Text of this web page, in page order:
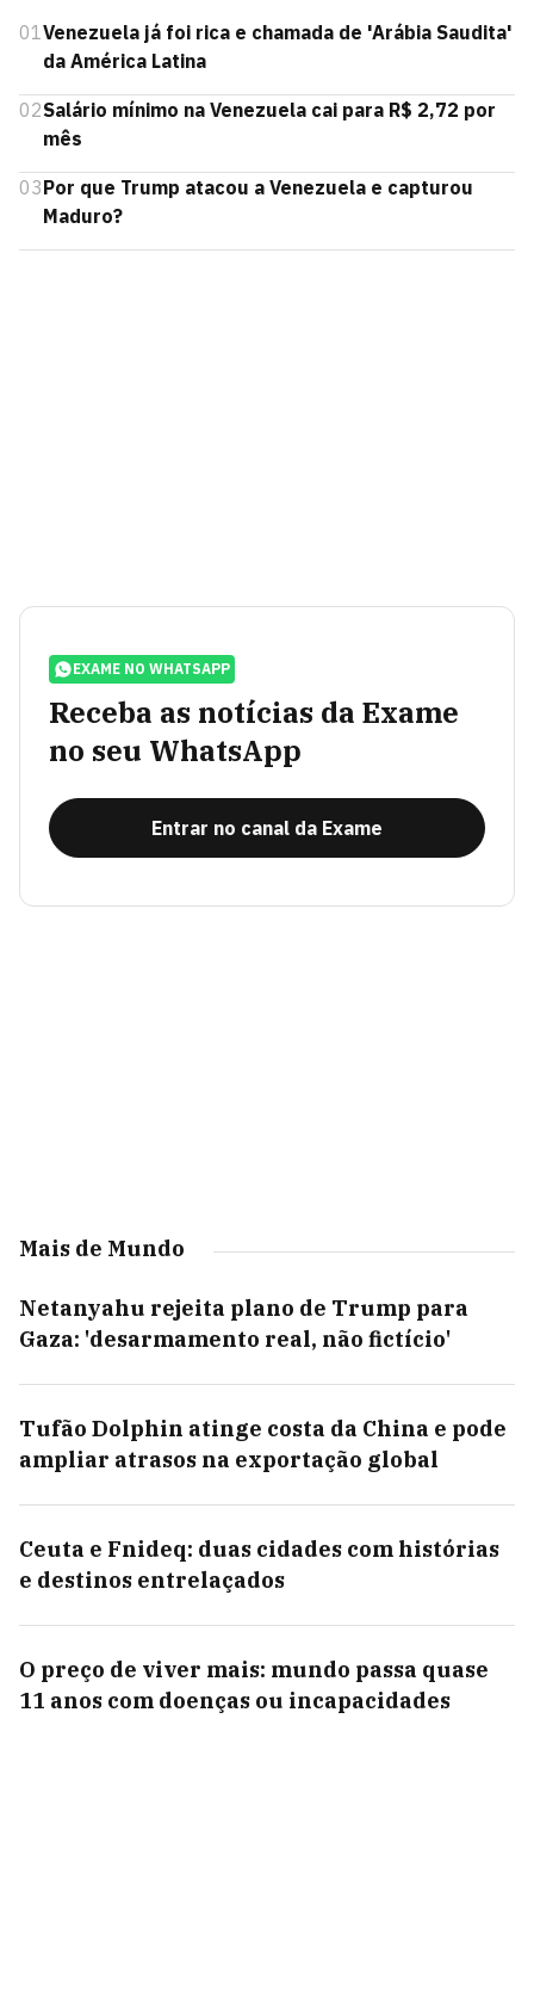
01Venezuela já foi rica e chamada de 'Arábia Saudita'
da América Latina
02Salário mínimo na Venezuela cai para R$ 2,72 por
mês
03Por que Trump atacou a Venezuela e capturou
Maduro?
EXAME NO WHATSAPP
Receba as notícias da Exame
no seu WhatsApp
Entrar no canal da Exame
Mais de Mundo
Netanyahu rejeita plano de Trump para
Gaza: 'desarmamento real, não fictício'
Tufão Dolphin atinge costa da China e pode
ampliar atrasos na exportação global
Ceuta e Fnideq: duas cidades com histórias
e destinos entrelaçados
O preço de viver mais: mundo passa quase
11 anos com doenças ou incapacidades